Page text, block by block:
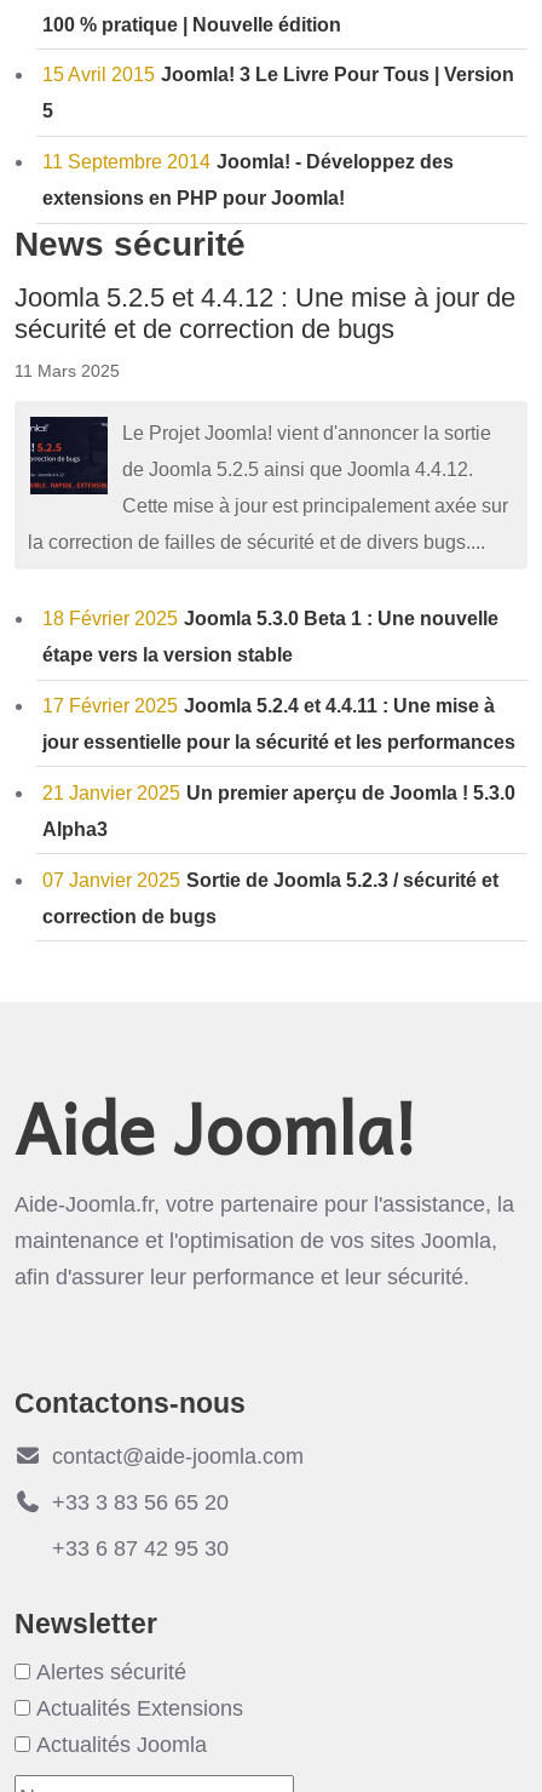
100 % pratique | Nouvelle édition
15 Avril 2015 Joomla! 3 Le Livre Pour Tous | Version
5
11 Septembre 2014 Joomla! - Développez des
extensions en PHP pour Joomla!
News sécurité
Joomla 5.2.5 et 4.4.12 : Une mise à jour de
sécurité et de correction de bugs
11 Mars 2025
Le Projet Joomla! vient d'annoncer la sortie
de Joomla 5.2.5 ainsi que Joomla 4.4.12.
Cette mise à jour est principalement axée sur
la correction de failles de sécurité et de divers bugs....
18 Février 2025 Joomla 5.3.0 Beta 1 : Une nouvelle
étape vers la version stable
17 Février 2025 Joomla 5.2.4 et 4.4.11 : Une mise à
jour essentielle pour la sécurité et les performances
21 Janvier 2025 Un premier aperçu de Joomla ! 5.3.0
Alpha3
07 Janvier 2025 Sortie de Joomla 5.2.3 / sécurité et
correction de bugs
Aide Joomla!
Aide-Joomla.fr, votre partenaire pour l'assistance, la
maintenance et l'optimisation de vos sites Joomla,
afin d'assurer leur performance et leur sécurité.
Contactons-nous
contact@aide-joomla.com
+33 3 83 56 65 20
+33 6 87 42 95 30
Newsletter
Alertes sécurité
Actualités Extensions
Actualités Joomla